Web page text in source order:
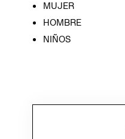
MUJER
HOMBRE
NIÑOS